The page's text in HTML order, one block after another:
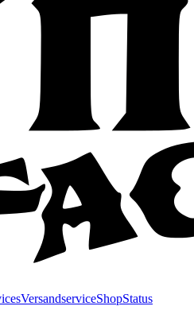
VersandserviceShopStatus